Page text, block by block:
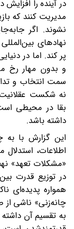
در آینده را
مدیریت کنند که
نشوند. اگر
نهادهای
پر کند. اما در
و بدون مهار رخ
سمت انتخاب و
نه شکست
بقا در محیطی
داشته باشد.
این گزارش با
اطلاعات،
«مشکلات تعهد»
در توزیع قدرت
همواره پدیده‌ای
چانه‌زنی» ناشی از
به تقسیم آن